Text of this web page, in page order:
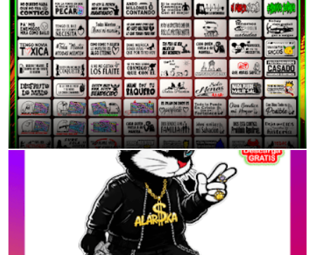
Mas de 70 Modelo de Frases/Calcas para tu Moto o auto
11:38 p.m.